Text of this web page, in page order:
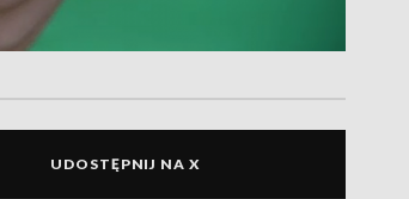
UDOSTĘPNIJ NA X